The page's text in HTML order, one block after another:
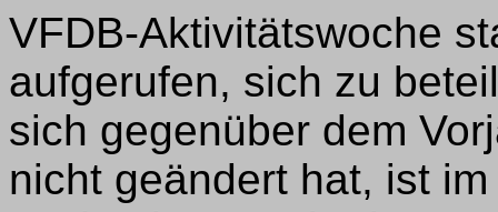
VFDB-Aktivitätswoche
aufgerufen, sich zu
sich gegenüber dem
nicht geändert hat, ist